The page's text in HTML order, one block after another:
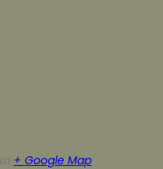
+ Google Map